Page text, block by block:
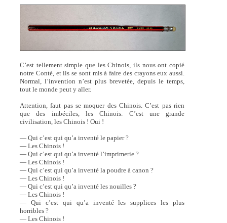
C’est tellement simple que les Chinois, ils nous ont copié
notre Conté, et ils se sont mis à faire des crayons eux aussi.
Normal, l’invention n’est plus brevetée, depuis le temps,
tout le monde peut y aller.
Attention, faut pas se moquer des Chinois. C’est pas rien
que des imbéciles, les Chinois. C’est une grande
civilisation, les Chinois ! Oui !
— Qui c’est qui qu’a inventé le papier ?
— Les Chinois !
— Qui c’est qui qu’a inventé l’imprimerie ?
— Les Chinois !
— Qui c’est qui qu’a inventé la poudre à canon ?
— Les Chinois !
— Qui c’est qui qu’a inventé les nouilles ?
— Les Chinois !
— Qui c’est qui qu’a inventé les supplices les plus
horribles ?
— Les Chinois !